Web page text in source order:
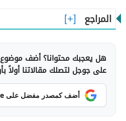
المراجع
هل يعجبك محتوانا؟ أضف
على جوجل لتصلك مقالاتنا أولاً
أضف كمصدر مفضل على Google